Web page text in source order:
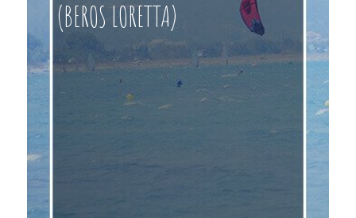
(BEROS LORETTA)